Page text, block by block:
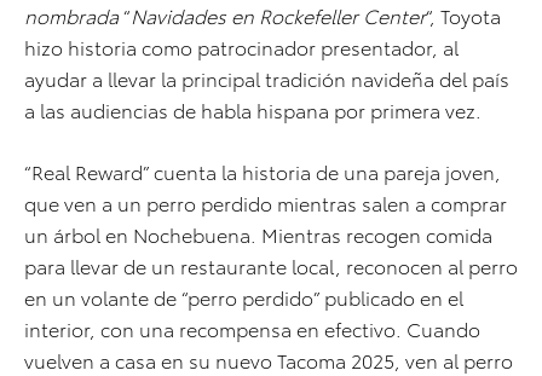
nombrada“Navidades en Rockefeller Center“, Toyota
hizo historia como patrocinador presentador, al
ayudar a llevar la principal tradición navideña del país
a las audiencias de habla hispana por primera vez.
“Real Reward” cuenta la historia de una pareja joven,
que ven a un perro perdido mientras salen a comprar
un árbol en Nochebuena. Mientras recogen comida
para llevar de un restaurante local, reconocen al perro
en un volante de “perro perdido” publicado en el
interior, con una recompensa en efectivo. Cuando
vuelven a casa en su nuevo Tacoma 2025, ven al perro